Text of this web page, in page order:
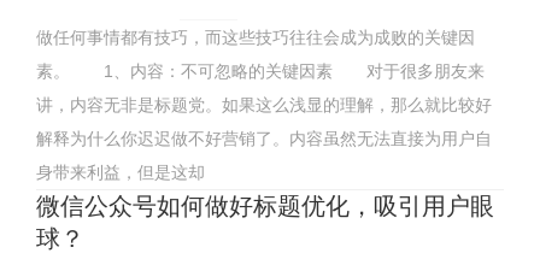
做任何事情都有技巧，而这些技巧往往会成为成败的关键因
素。 1、内容：不可忽略的关键因素 对于很多朋友来
讲，内容无非是标题党。如果这么浅显的理解，那么就比较好
解释为什么你迟迟做不好营销了。内容虽然无法直接为用户自
身带来利益，但是这却
微信公众号如何做好标题优化，吸引用户眼
球？